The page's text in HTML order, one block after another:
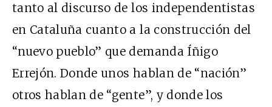
tanto al discurso de los independentistas
en Cataluña cuanto a la construcción del
“nuevo pueblo” que demanda Íñigo
Errejón. Donde unos hablan de “nación”
otros hablan de “gente”, y donde los